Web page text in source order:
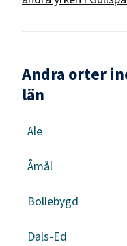
Andra orter
län
Ale
Åmål
Bollebygd
Dals-Ed